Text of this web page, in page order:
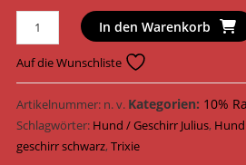
Trixie
Hundegeschirr
Julius
K9
Pure
Geschirr
Sattelgeschirr
In den Warenkorb
Auf die Wunschliste
Artikelnummer: n. v. Kategorien: 10%
Schlagwörter: Hund / Geschirr Julius,
geschirr schwarz,Trixie